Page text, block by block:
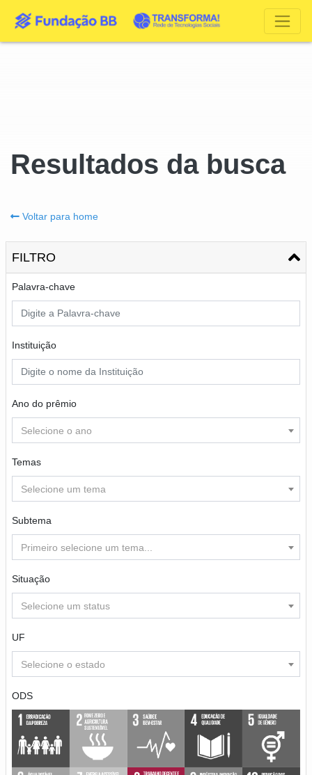
Resultados da busca
Voltar para home
FILTRO
Palavra-chave
Instituição
Ano do prêmio
Selecione o ano
Temas
Selecione um tema
Subtema
Primeiro selecione um tema...
Situação
Selecione um status
UF
Selecione o estado
ODS